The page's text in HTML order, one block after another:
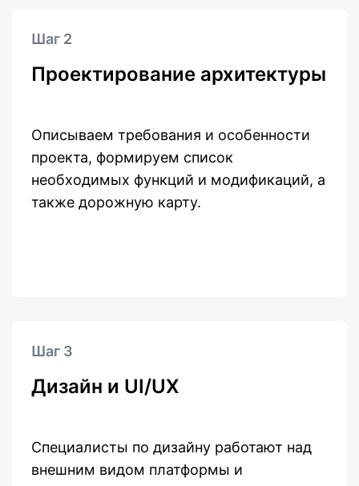
Шаг 2
Проектирование архитектуры
Описываем требования и особенности
проекта, формируем список
необходимых функций и модификаций, а
также дорожную карту.
Шаг 3
Дизайн и UI/UX
Специалисты по дизайну работают над
внешним видом платформы и